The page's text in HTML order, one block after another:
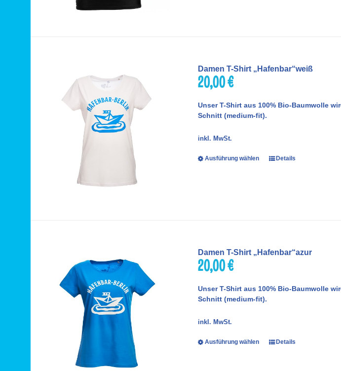
Damen T-Shirt „Hafenbar“weiß
20,00€
Unser T-Shirt aus 100% Bio-Baumwolle
Schnitt (medium-fit).
inkl. MwSt.
Ausführung wählen Details
Damen T-Shirt „Hafenbar“azur
20,00€
Unser T-Shirt aus 100% Bio-Baumwolle
Schnitt (medium-fit).
inkl. MwSt.
Ausführung wählen Details